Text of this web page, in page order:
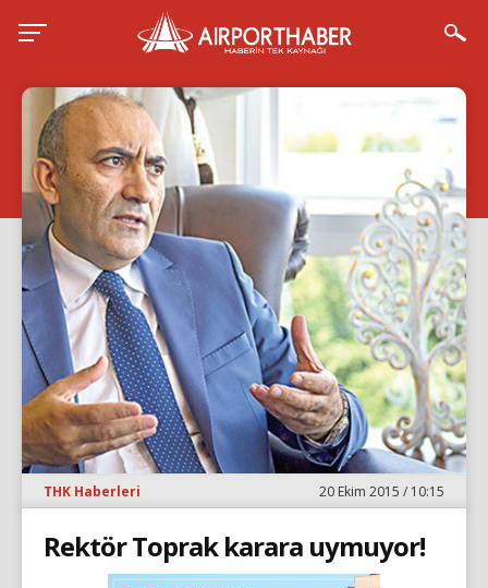
THK Haberleri 20 Ekim 2015 / 10:15
Rektör Toprak karara uymuyor!